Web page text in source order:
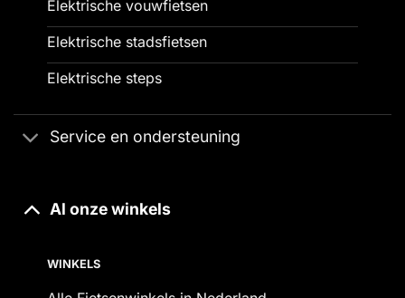
Elektrische vouwfietsen
Elektrische stadsfietsen
Elektrische steps
Service en ondersteuning
Al onze winkels
WINKELS